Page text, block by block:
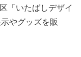
「いたばしデザイ
やグッズを販